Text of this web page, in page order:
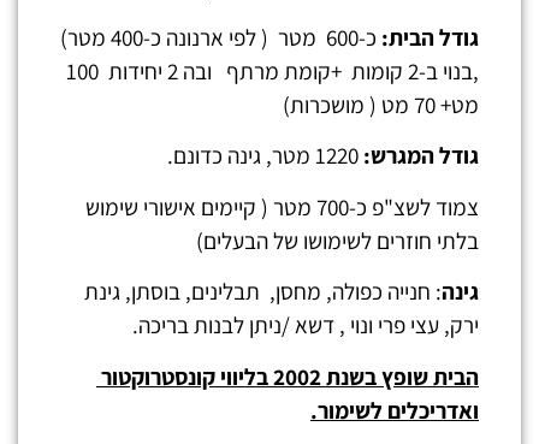
גודל הבית:
כ-600 מטר ( לפי ארנונה כ-400 מטר)
,בנוי ב-2 קומות +קומת מרתף ובה 2 יחידות 100
מט+ 70 מט ( מושכרות)
גודל המגרש:
צמוד לשצ"פ כ-700 מטר ( קיימים אישורי שימוש
בלתי חוזרים לשימושו של הבעלים)
גינה: חנייה כפולה, מחסן, תבלינים, בוסתן, גינת
ירק, עצי פרי ונוי , דשא /ניתן לבנות בריכה.
הבית שופץ בשנת 2002 בליווי קונסטרוקטור
ואדריכלים לשימור.